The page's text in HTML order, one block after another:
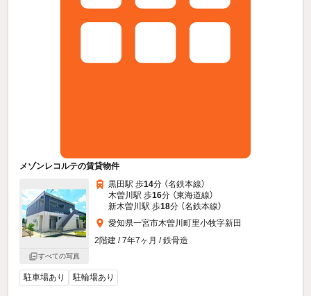
メゾンレコルテの賃貸物件
すべての写真
黒田駅 歩14分 （名鉄本線）
木曽川駅 歩16分 （東海道線）
新木曽川駅 歩18分 （名鉄本線）
愛知県一宮市木曽川町里小牧字新田
2階建 / 7年7ヶ月 / 鉄骨造
駐車場あり 駐輪場あり